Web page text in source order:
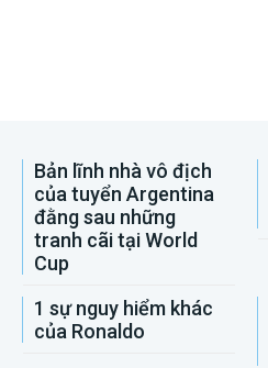
Bản lĩnh nhà vô địch
của tuyển Argentina
đằng sau những
tranh cãi tại World
Cup
1 sự nguy hiểm khác
của Ronaldo